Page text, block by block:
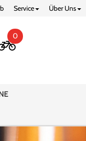
Service Über Uns
0